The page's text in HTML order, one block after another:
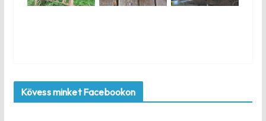
Kövess minket Facebookon